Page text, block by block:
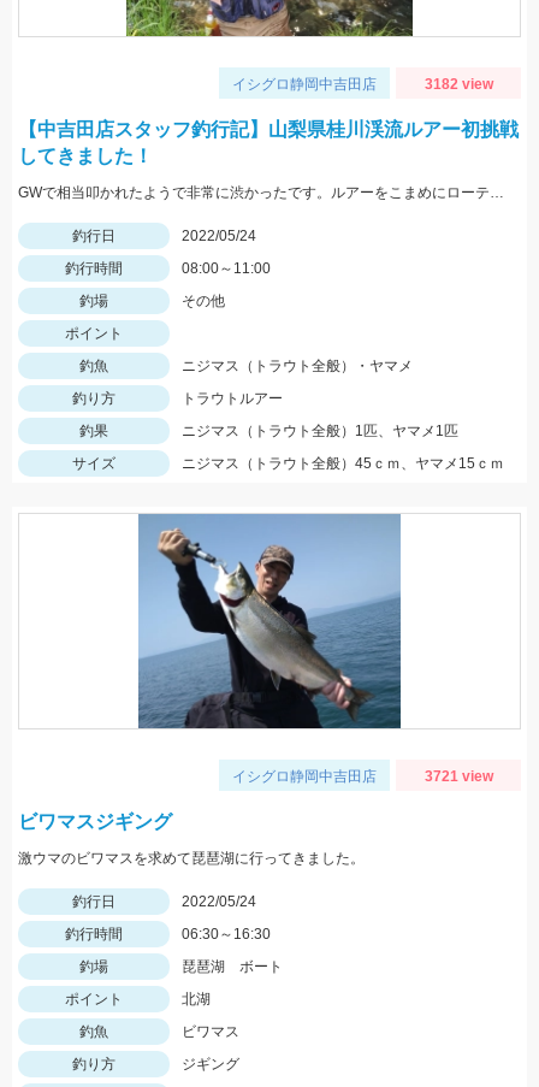
イシグロ静岡中吉田店 3182 view
【中吉田店スタッフ釣行記】山梨県桂川渓流ルアー初挑戦
してきました！
GWで相当叩かれたようで非常に渋かったです。ルアーをこまめにローテーションして何とかニジマスに出会えました。
釣行日
2022/05/24
釣行時間
08:00～11:00
釣場
その他
ポイント
釣魚
ニジマス（トラウト全般）・ヤマメ
釣り方
トラウトルアー
釣果
ニジマス（トラウト全般）1匹、ヤマメ1匹
サイズ
ニジマス（トラウト全般）45ｃｍ、ヤマメ15ｃｍ
イシグロ静岡中吉田店 3721 view
ビワマスジギング
激ウマのビワマスを求めて琵琶湖に行ってきました。
釣行日
2022/05/24
釣行時間
06:30～16:30
釣場
琵琶湖 ボート
ポイント
北湖
釣魚
ビワマス
釣り方
ジギング